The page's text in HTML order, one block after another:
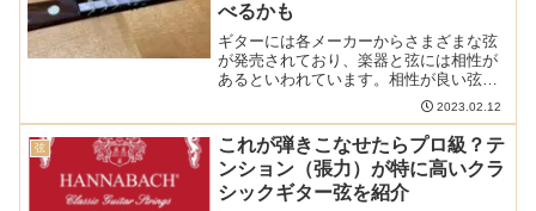
べるかも
ギターには各メーカーからさまざまな弦
が発売されており、楽器と弦には相性が
あるといわれています。相性が良い弦を
選べば楽器の魅力をさらに引き出すこと
ができ、逆に相性が悪い弦だとせっかく
の楽器が台無しです。これまで70種類以
上の弦を使ってきた筆者...
2023.02.12
弦
これが弾きこなせたらプロ級？テ
ンション（張力）が特に高いクラ
シックギター弦を紹介